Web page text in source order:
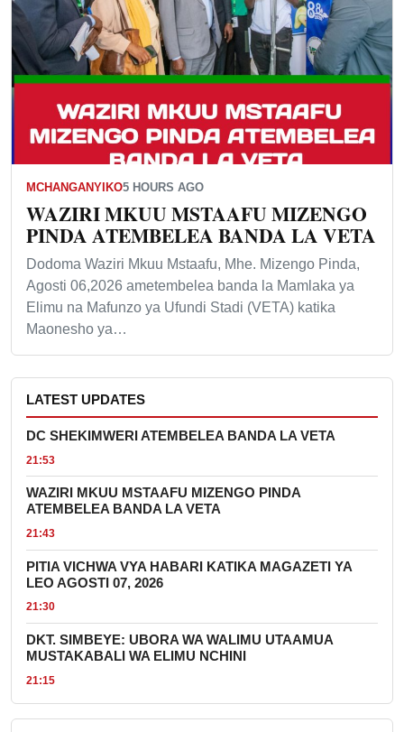
MCHANGANYIKO5 HOURS AGO
WAZIRI MKUU MSTAAFU MIZENGO
PINDA ATEMBELEA BANDA LA VETA
Dodoma Waziri Mkuu Mstaafu, Mhe. Mizengo Pinda,
Agosti 06,2026 ametembelea banda la Mamlaka ya
Elimu na Mafunzo ya Ufundi Stadi (VETA) katika
Maonesho ya…
LATEST UPDATES
DC SHEKIMWERI ATEMBELEA BANDA LA VETA
21:53
WAZIRI MKUU MSTAAFU MIZENGO PINDA
ATEMBELEA BANDA LA VETA
21:43
PITIA VICHWA VYA HABARI KATIKA MAGAZETI YA
LEO AGOSTI 07, 2026
21:30
DKT. SIMBEYE: UBORA WA WALIMU UTAAMUA
MUSTAKABALI WA ELIMU NCHINI
21:15